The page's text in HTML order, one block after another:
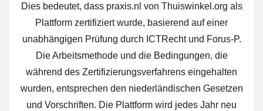
Dies bedeutet, dass praxis.nl von Thuiswinkel.org als
Plattform zertifiziert wurde, basierend auf einer
unabhängigen Prüfung durch ICTRecht und Forus-P.
Die Arbeitsmethode und die Bedingungen, die
während des Zertifizierungsverfahrens eingehalten
wurden, entsprechen den niederländischen Gesetzen
und Vorschriften. Die Plattform wird jedes Jahr neu